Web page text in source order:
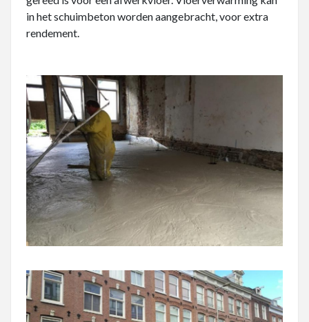
in het schuimbeton worden aangebracht, voor extra
rendement.